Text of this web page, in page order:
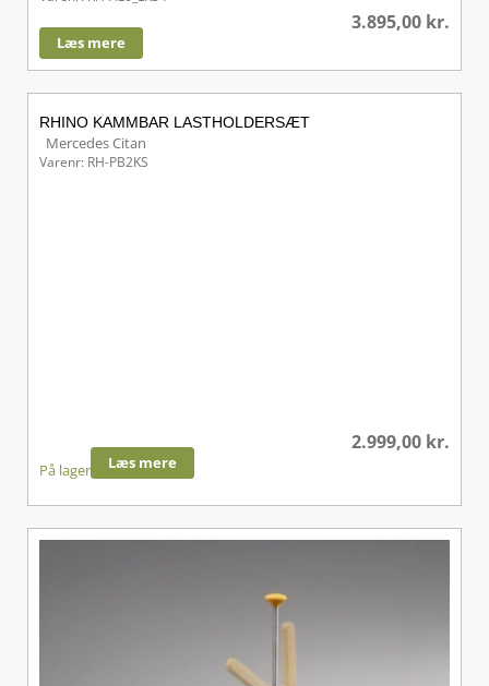
3.895,00 kr.
Læs mere
RHINO KAMMBAR LASTHOLDERSÆT
Mercedes Citan
Varenr: RH-PB2KS
2.999,00 kr.
På lager Læs mere